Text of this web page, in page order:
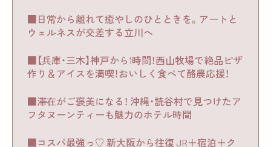
■日常から離れて癒やしのひとときを。アートと
ウェルネスが交差する立川へ
■【兵庫・三木】神戸から1時間！西山牧場で絶品ピザ
作り＆アイスを満喫！おいしく食べて酪農応援！
■滞在がご褒美になる！ 沖縄・読谷村で見つけたア
フタヌーンティーも魅力のホテル時間
■コスパ最強っ♡ 新大阪から往復 JR＋宿泊＋ク